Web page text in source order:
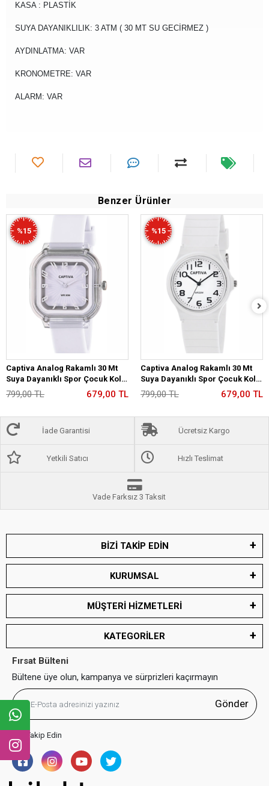
KASA : PLASTİK
SUYA DAYANIKLILIK: 3 ATM ( 30 MT SU GECİRMEZ )
AYDINLATMA: VAR
KRONOMETRE: VAR
ALARM: VAR
Benzer Ürünler
%15
Captiva Analog Rakamlı 30 Mt
Suya Dayanıklı Spor Çocuk Kol
Saati YN2026.M10
799,00 TL 679,00 TL
%15
Captiva Analog Rakamlı 30 Mt
Suya Dayanıklı Spor Çocuk Kol
Saati YN2026.M02
799,00 TL 679,00 TL
İade Garantisi Ücretsiz Kargo
Yetkili Satıcı Hızlı Teslimat
Vade Farksız 3 Taksit
BİZİ TAKİP EDİN
KURUMSAL
MÜŞTERİ HİZMETLERİ
KATEGORİLER
Fırsat Bülteni
Bültene üye olun, kampanya ve sürprizleri kaçırmayın
Gönder
Bizi Takip Edin